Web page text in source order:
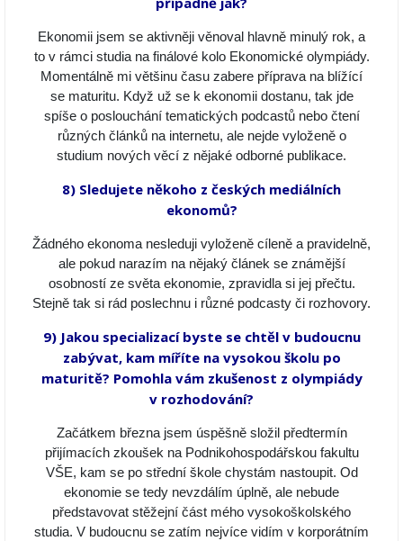
Ekonomii jsem se aktivněji věnoval hlavně minulý rok, a
to v rámci studia na finálové kolo Ekonomické olympiády.
Momentálně mi většinu času zabere příprava na blížící
se maturitu. Když už se k ekonomii dostanu, tak jde
spíše o poslouchání tematických podcastů nebo čtení
různých článků na internetu, ale nejde vyloženě o
studium nových věcí z nějaké odborné publikace.
8) Sledujete někoho z českých mediálních
ekonomů?
Žádného ekonoma nesleduji vyloženě cíleně a pravidelně,
ale pokud narazím na nějaký článek se známější
osobností ze světa ekonomie, zpravidla si jej přečtu.
Stejně tak si rád poslechnu i různé podcasty či rozhovory.
9) Jakou specializací byste se chtěl v budoucnu
zabývat, kam míříte na vysokou školu po
maturitě? Pomohla vám zkušenost z olympiády
v rozhodování?
Začátkem března jsem úspěšně složil předtermín
přijímacích zkoušek na Podnikohospodářskou fakultu
VŠE, kam se po střední škole chystám nastoupit. Od
ekonomie se tedy nevzdálím úplně, ale nebude
představovat stěžejní část mého vysokoškolského
studia. V budoucnu se zatím nejvíce vidím v korporátním